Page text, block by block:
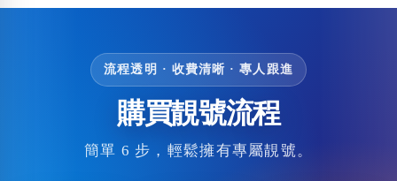
流程透明 · 收費清晰 · 專人跟進
購買靚號流程
簡單 6 步，輕鬆擁有專屬靚號。